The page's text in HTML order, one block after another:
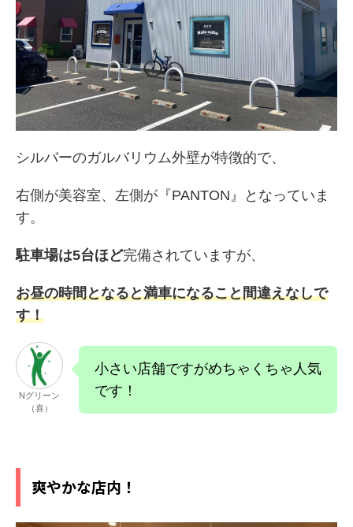
シルバーのガルバリウム外壁が特徴的で、
右側が美容室、左側が『PANTON』となっていま
す。
駐車場は5台ほど完備されていますが、
お昼の時間となると満車になること間違えなしで
す！
Nグリーン
（喜）
小さい店舗ですがめちゃくちゃ人気
です！
爽やかな店内！